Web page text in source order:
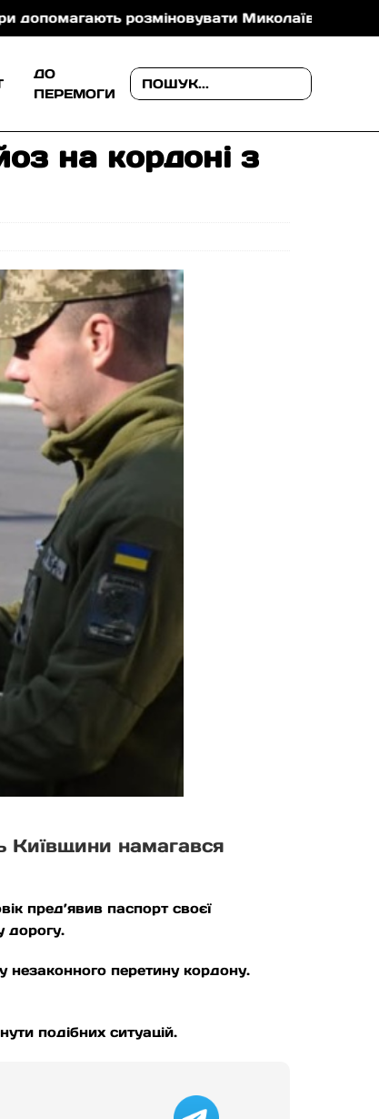
розміновувати Миколаївщину (фото)
ДО
ПЕРЕМОГИ
на кордоні з
Київщини намагався
пред’явив паспорт своєї
дорогу.
незаконного перетину кордону.
подібних ситуацій.